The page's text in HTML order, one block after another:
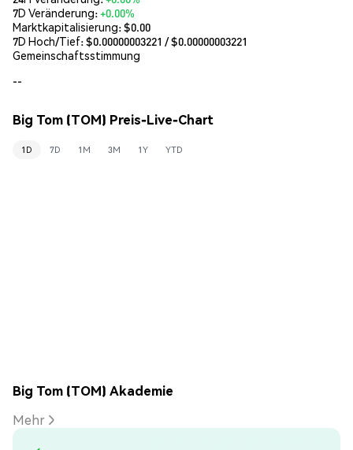
7D Veränderung:+0.00%
Marktkapitalisierung:$0.00
7D Hoch/Tief: $0.00000003221 / $0.00000003221
Gemeinschaftsstimmung
--
Big Tom (TOM) Preis-Live-Chart
1D 7D 1M 3M 1Y YTD
Big Tom (TOM) Akademie
Mehr